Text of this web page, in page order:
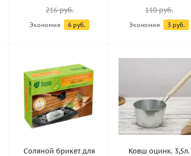
216руб.
Экономия 6руб.
110руб.
Экономия 3руб.
Соляной брикет для
Ковш оцинк. 3,5л.